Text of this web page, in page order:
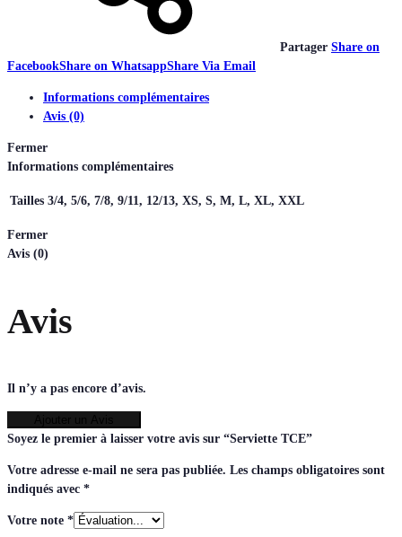
Partager Share on
FacebookShare on WhatsappShare Via Email
Informations complémentaires
Avis (0)
Fermer
Informations complémentaires
Tailles 3/4, 5/6, 7/8, 9/11, 12/13, XS, S, M, L, XL, XXL
Fermer
Avis (0)
Avis
Il n’y a pas encore d’avis.
Soyez le premier à laisser votre avis sur “Serviette TCE”
Votre adresse e-mail ne sera pas publiée. Les champs obligatoires sont
indiqués avec *
Votre note *